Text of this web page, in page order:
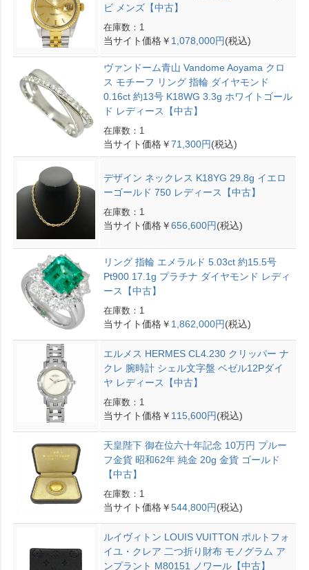
ビ メンズ【中古】
在庫数：1
当サイト価格￥ 1,078,000円(税込)
ヴァンドーム青山 Vandome Aoyama クロ
ス モチーフ リング 指輪 ダイヤモンド
0.16ct 約13号 K18WG 3.3g ホワイトゴール
ド レディース【中古】
在庫数：1
当サイト価格￥71,300円(税込)
デザイン ネックレス K18YG 29.8g イエロ
ーゴールド 750 レディース【中古】
在庫数：1
当サイト価格￥656,600円(税込)
リング 指輪 エメラルド 5.03ct 約15.5号
Pt900 17.1g プラチナ ダイヤモンド レディ
ース【中古】
在庫数：1
当サイト価格￥ 1,862,000円(税込)
エルメス HERMES CL4.230 クリッパー ナ
クレ 腕時計 シェル文字盤 ベゼル12Pダイ
ヤ レディース【中古】
在庫数：1
当サイト価格￥ 115,600円(税込)
天皇陛下 御在位六十年記念 10万円 プルー
フ金貨 昭和62年 純金 20g 金貨 ゴールド
【中古】
在庫数：1
当サイト価格￥544,800円(税込)
ルイヴィトン LOUIS VUITTON ポルトフォ
イユ・クレア 二つ折り財布 モノグラム ア
ンプラント M80151 ノワール【中古】